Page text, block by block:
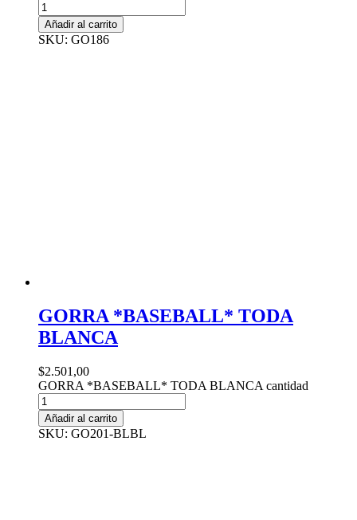
Añadir al carrito
SKU: GO186
GORRA *BASEBALL* TODA
BLANCA
$2.501,00
GORRA *BASEBALL* TODA BLANCA cantidad
Añadir al carrito
SKU: GO201-BLBL